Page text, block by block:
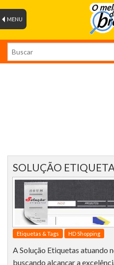
MENU
SOLUÇÃO
Etiquetas & Tags HD Shopping
A Solução Etiquetas atuando
buscando alcançar a